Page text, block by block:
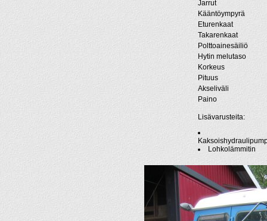
Jarrut
Kääntöympyrä
Eturenkaat
Takarenkaat
Polttoainesäiliö
Hytin melutaso
Korkeus
Pituus
Akseliväli
Paino
Lisävarusteita:
Lohkolämmitin